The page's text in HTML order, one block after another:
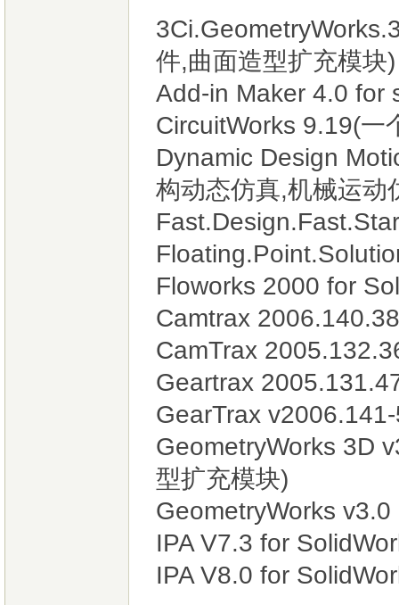
件,曲面造型扩充模块)
Add-in Maker 4.0 for
CircuitWorks 9.19(一
Dynamic Design
构动态仿真,机械运动
Floworks 2000 for
Camtrax
CamTrax
Geartrax
GearTrax
GeometryWorks 3D
型扩充模块)
GeometryWorks
IPA V7.3 for
IPA V8.0 for